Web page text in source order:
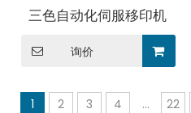
三色自动化伺服移印机
询价
1 2 3 4 ... 22